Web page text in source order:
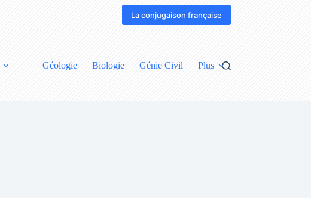
La conjugaison française
Géologie Biologie Génie Civil Plus